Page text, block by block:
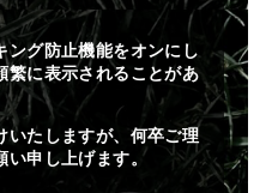
ング防止機能をオンにし
繁に表示されることがあ
いたしますが、何卒ご理
い申し上げます。